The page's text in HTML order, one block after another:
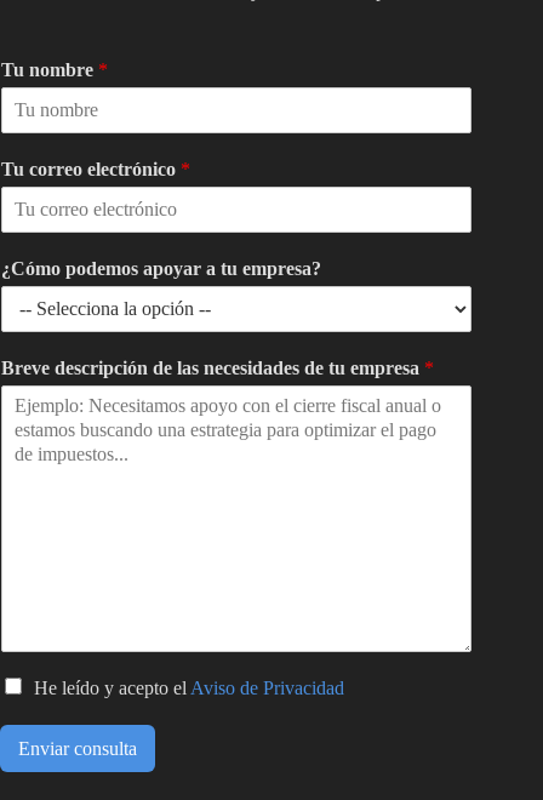
Tu nombre *
Tu correo electrónico *
¿Cómo podemos apoyar a tu empresa?
Breve descripción de las necesidades de tu empresa *
C
s
He leído y acepto el Aviso de Privacidad
Enviar consulta